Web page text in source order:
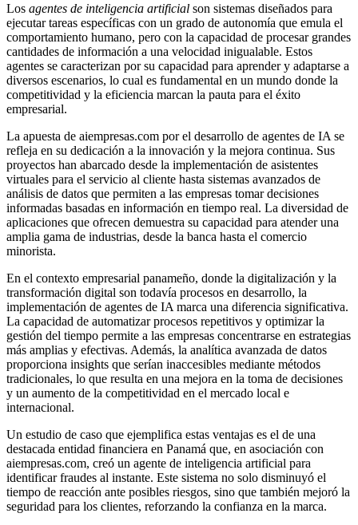
Los agentes de inteligencia artificial son sistemas diseñados para
ejecutar tareas específicas con un grado de autonomía que emula el
comportamiento humano, pero con la capacidad de procesar grandes
cantidades de información a una velocidad inigualable. Estos
agentes se caracterizan por su capacidad para aprender y adaptarse a
diversos escenarios, lo cual es fundamental en un mundo donde la
competitividad y la eficiencia marcan la pauta para el éxito
empresarial.
La apuesta de aiempresas.com por el desarrollo de agentes de IA se
refleja en su dedicación a la innovación y la mejora continua. Sus
proyectos han abarcado desde la implementación de asistentes
virtuales para el servicio al cliente hasta sistemas avanzados de
análisis de datos que permiten a las empresas tomar decisiones
informadas basadas en información en tiempo real. La diversidad de
aplicaciones que ofrecen demuestra su capacidad para atender una
amplia gama de industrias, desde la banca hasta el comercio
minorista.
En el contexto empresarial panameño, donde la digitalización y la
transformación digital son todavía procesos en desarrollo, la
implementación de agentes de IA marca una diferencia significativa.
La capacidad de automatizar procesos repetitivos y optimizar la
gestión del tiempo permite a las empresas concentrarse en estrategias
más amplias y efectivas. Además, la analítica avanzada de datos
proporciona insights que serían inaccesibles mediante métodos
tradicionales, lo que resulta en una mejora en la toma de decisiones
y un aumento de la competitividad en el mercado local e
internacional.
Un estudio de caso que ejemplifica estas ventajas es el de una
destacada entidad financiera en Panamá que, en asociación con
aiempresas.com, creó un agente de inteligencia artificial para
identificar fraudes al instante. Este sistema no solo disminuyó el
tiempo de reacción ante posibles riesgos, sino que también mejoró la
seguridad para los clientes, reforzando la confianza en la marca.